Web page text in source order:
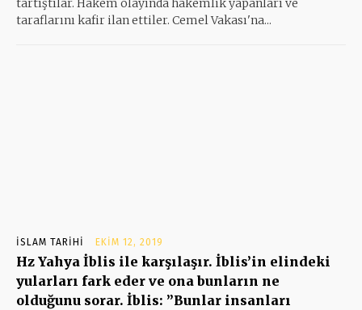
tartıştılar. Hakem olayında hakemlik yapanları ve
taraflarını kafir ilan ettiler. Cemel Vakası'na...
İSLAM TARIHI EKIM 12, 2019
Hz Yahya İblis ile karşılaşır. İblis’in elindeki
yularları fark eder ve ona bunların ne
olduğunu sorar. İblis: ”Bunlar insanları